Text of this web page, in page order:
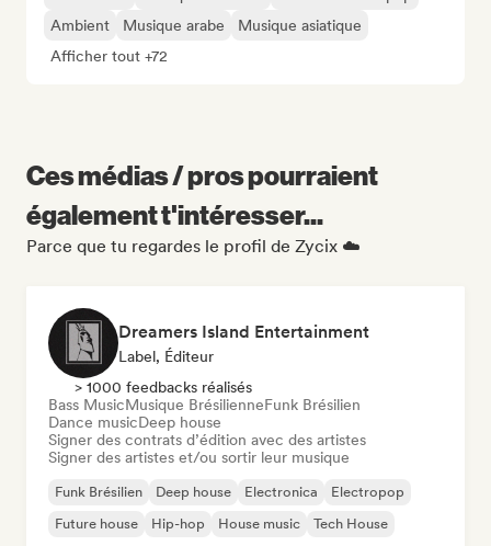
Ambient
Musique arabe
Musique asiatique
Afficher tout +72
Ces médias / pros pourraient
également t'intéresser...
Parce que tu regardes le profil de Zycix ☁️
Dreamers Island Entertainment
Label, Éditeur
> 1000 feedbacks réalisés
Bass MusicMusique BrésilienneFunk Brésilien
Dance musicDeep house
Signer des contrats d’édition avec des artistes
Signer des artistes et/ou sortir leur musique
Funk Brésilien Deep house Electronica
Electropop
Future house
Hip-hop House music Tech House